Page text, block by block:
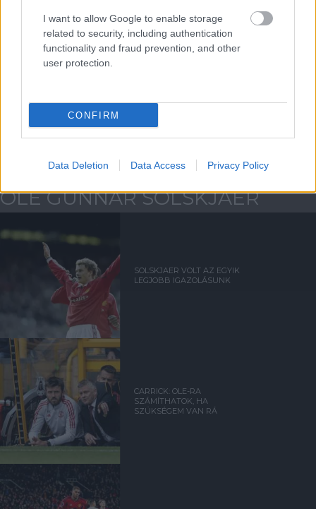
I want to allow Google to enable storage
related to security, including authentication
functionality and fraud prevention, and other
user protection.
CONFIRM
Data Deletion Data Access Privacy Policy
Támogasd adományoddal
a ManUtdFanatics.hu működését!
OLE GUNNAR SOLSKJAER
SOLSKJAER VOLT AZ EGYIK
LEGJOBB IGAZOLÁSUNK
CARRICK: OLE-RA
SZÁMÍTHATOK, HA
SZÜKSÉGEM VAN RÁ